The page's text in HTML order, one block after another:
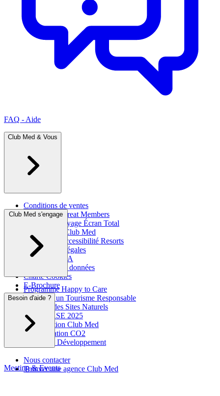
FAQ - Aide
Club Med & Vous
Conditions de ventes
Programme Great Members
Assurance Voyage Écran Total
L'histoire du Club Med
Information accessibilité Resorts
Informations légales
Club Med & IA
Protection des données
Charte Cookies
E-Brochure
Programme Happy to Care
Agir pour un Tourisme Responsable
Respects des Sites Naturels
Rapport RSE 2025
La Fondation Club Med
Compensation CO2
Club Med Développement
Besoin d'aide ?
Nous contacter
Trouver une agence Club Med
Meeting & Events